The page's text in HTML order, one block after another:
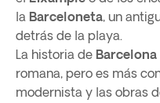
la Barceloneta, un
detrás de la playa.
La historia de Barcelona
romana, pero es más
modernista y las obras